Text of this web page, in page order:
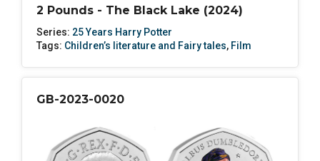
2 Pounds - The Black Lake (2024)
Series: 25 Years Harry Potter
Tags: Children’s literature and Fairy tales, Film
GB-2023-0020